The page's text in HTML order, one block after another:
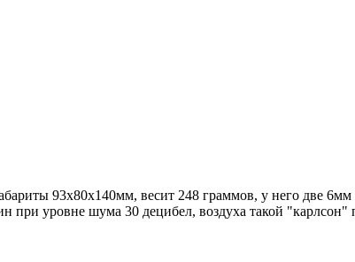
93х80х140мм, весит 248 граммов, у него две
уровне шума 30 децибел, воздуха такой "карлсон"